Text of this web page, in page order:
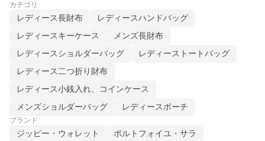
カテゴリ
レディース長財布
レディースハンドバッグ
レディースキーケース
メンズ長財布
レディースショルダーバッグ
レディーストートバッグ
レディース二つ折り財布
レディース小銭入れ、コインケース
メンズショルダーバッグ
レディースポーチ
ブランド
ジッピー・ウォレット
ポルトフォイユ・サラ